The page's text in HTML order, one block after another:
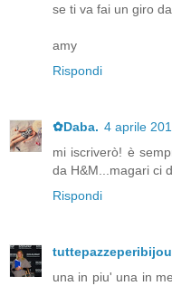
se ti va fai un giro
amy
Rispondi
✿Daba. 4 aprile
mi iscriverò! è
da H&M...magari ci
Rispondi
una in piu' una in